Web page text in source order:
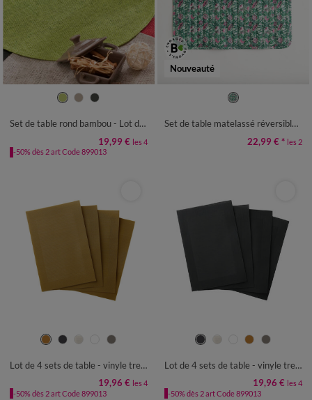
Set de table rond bambou - Lot de 4
19,99 € les 4
-50% dès 2 art Code 899013
Nouveauté
Set de table matelassé réversible - lot de 2
22,99 € * les 2
Lot de 4 sets de table - vinyle tressé
19,96 € les 4
-50% dès 2 art Code 899013
Lot de 4 sets de table - vinyle tressé
19,96 € les 4
-50% dès 2 art Code 899013